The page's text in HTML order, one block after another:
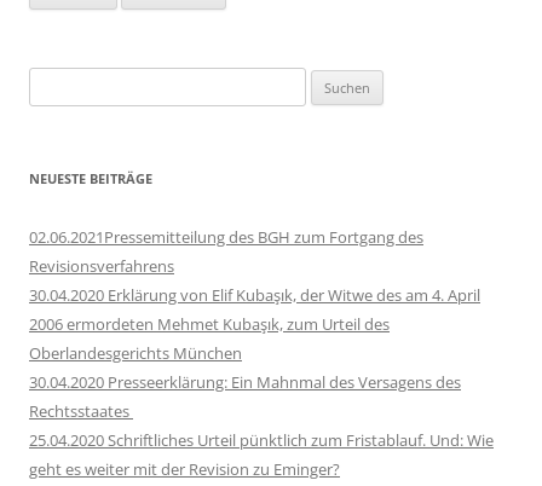
nach:
NEUESTE BEITRÄGE
02.06.2021Pressemitteilung des BGH zum Fortgang des
Revisionsverfahrens
30.04.2020 Erklärung von Elif Kubaşık, der Witwe des am 4. April
2006 ermordeten Mehmet Kubaşık, zum Urteil des
Oberlandesgerichts München
30.04.2020 Presseerklärung: Ein Mahnmal des Versagens des
Rechtsstaates
25.04.2020 Schriftliches Urteil pünktlich zum Fristablauf. Und: Wie
geht es weiter mit der Revision zu Eminger?